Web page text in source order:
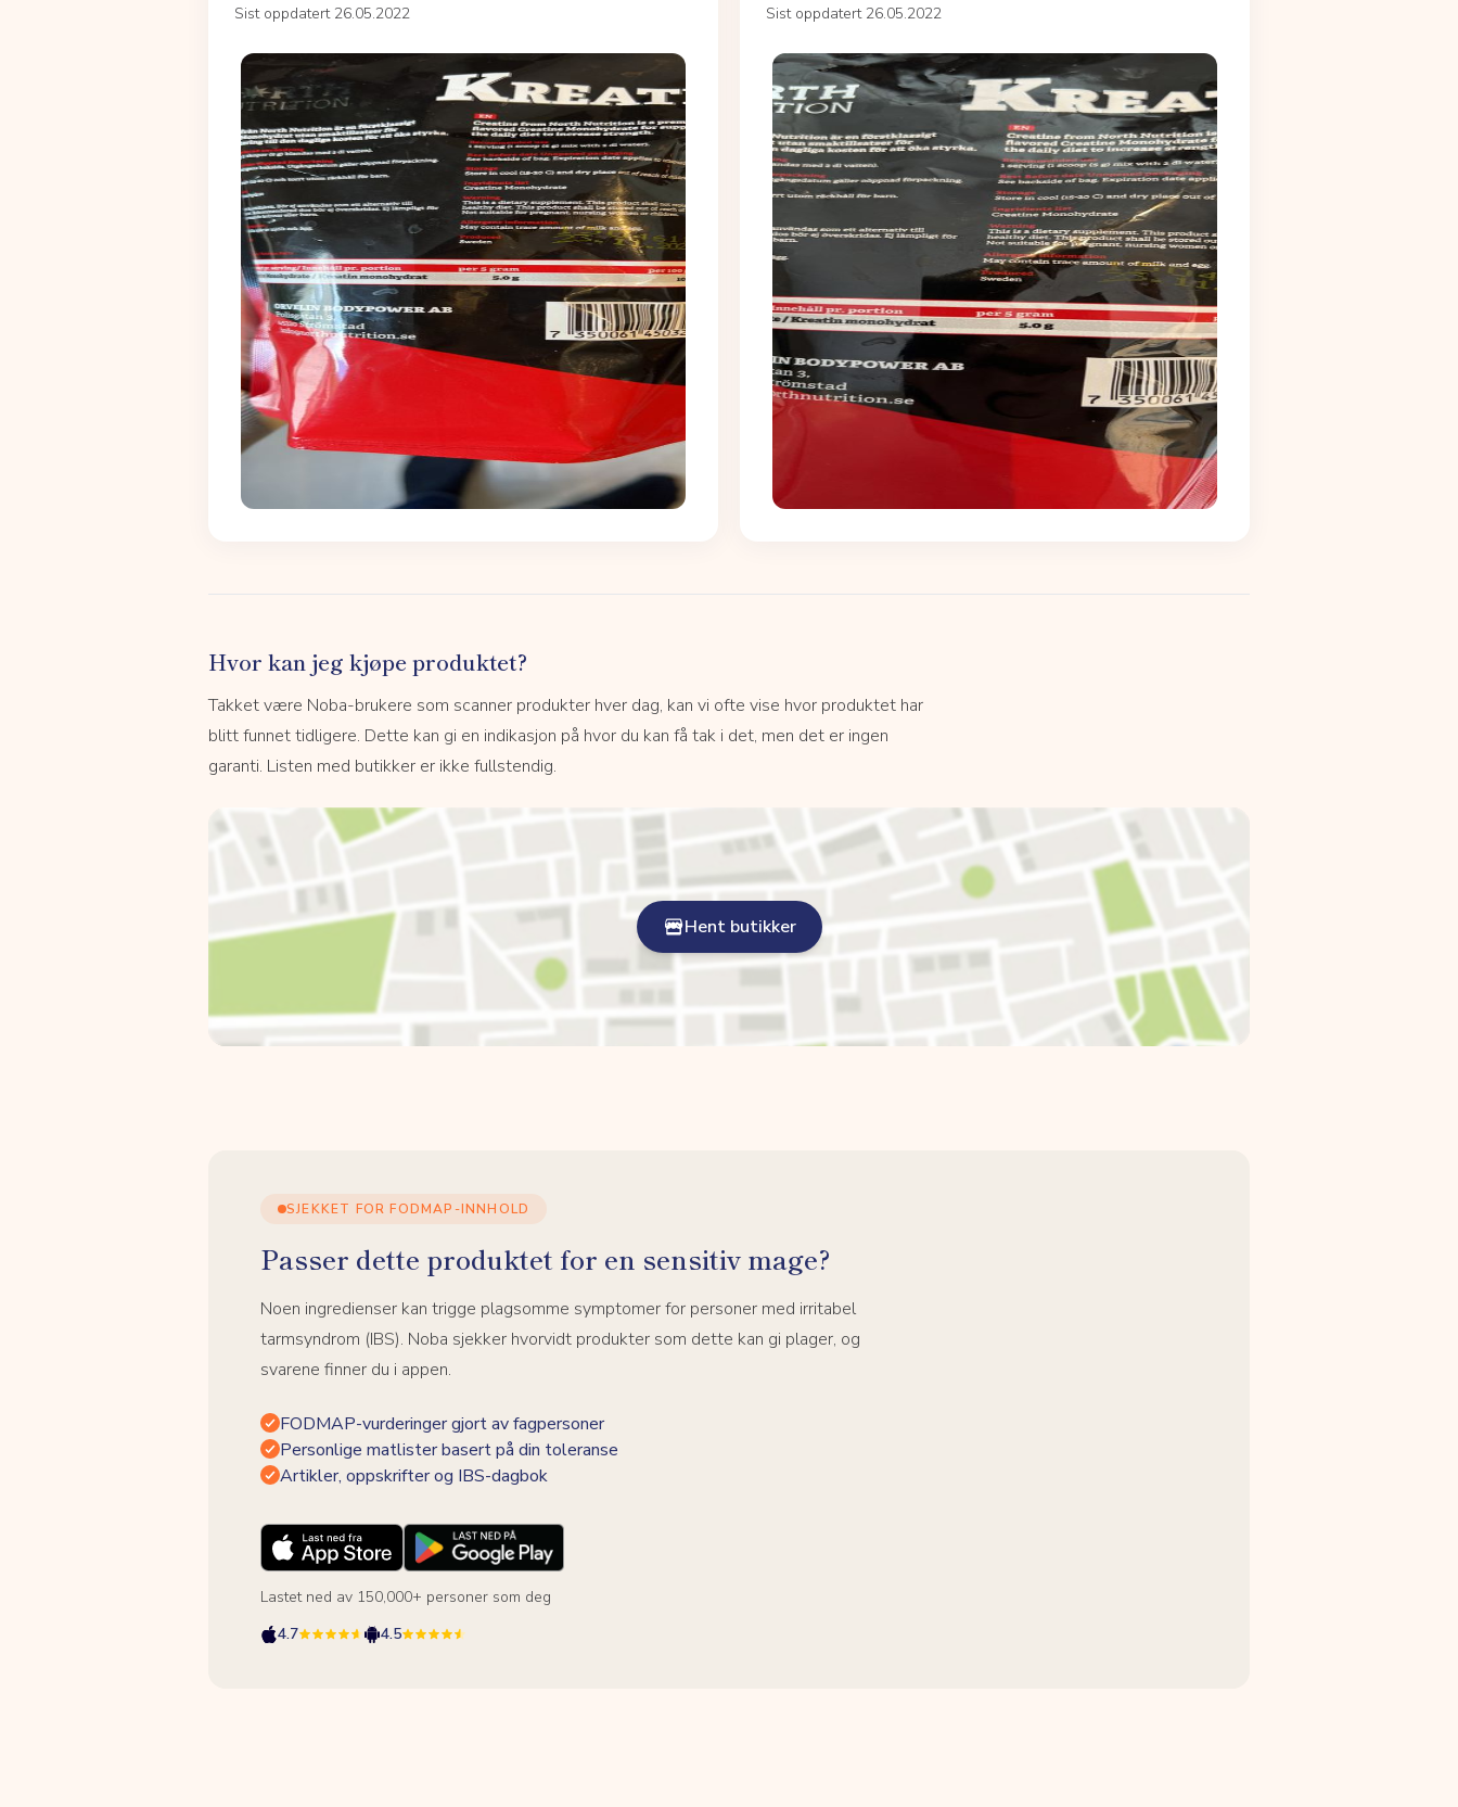
Sist oppdatert 26.05.2022 Sist oppdatert 26.05.2022
Hvor kan jeg kjøpe produktet?
Takket være Noba-brukere som scanner produkter hver dag, kan vi ofte vise hvor produktet har
blitt funnet tidligere. Dette kan gi en indikasjon på hvor du kan få tak i det, men det er ingen
garanti. Listen med butikker er ikke fullstendig.
Hent butikker
SJEKKET FOR FODMAP-INNHOLD
Passer dette produktet for en sensitiv mage?
Noen ingredienser kan trigge plagsomme symptomer for personer med irritabel
tarmsyndrom (IBS). Noba sjekker hvorvidt produkter som dette kan gi plager, og
svarene finner du i appen.
FODMAP-vurderinger gjort av fagpersoner
Personlige matlister basert på din toleranse
Artikler, oppskrifter og IBS-dagbok
Lastet ned av 150,000+ personer som deg
4.7
4.5